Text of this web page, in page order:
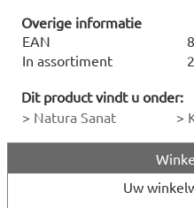
Overige informatie
EAN
In assortiment
Dit product vindt u onder:
> Natura Sanat >
Uw